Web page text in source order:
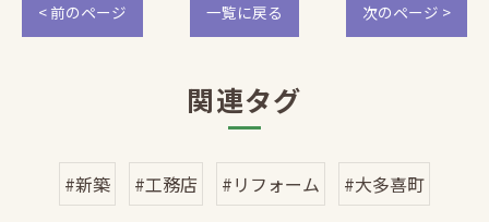
< 前のページ 一覧に戻る 次のページ >
関連タグ
#新築 #工務店 #リフォーム #大多喜町